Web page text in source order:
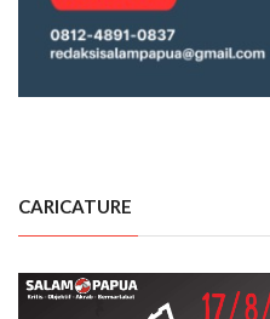
CARICATURE